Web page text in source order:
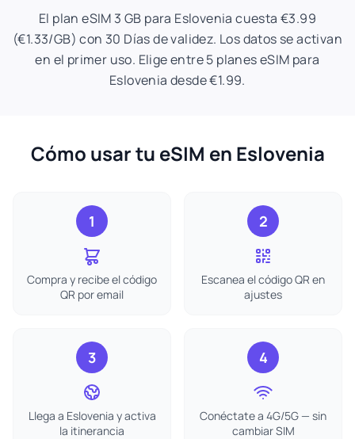
El plan eSIM 3 GB para Eslovenia cuesta €3.99
(€1.33/GB) con 30 Días de validez. Los datos se activan
en el primer uso. Elige entre 5 planes eSIM para
Eslovenia desde €1.99.
Cómo usar tu eSIM en Eslovenia
1
Compra y recibe el código
QR por email
2
Escanea el código QR en
ajustes
3
Llega a Eslovenia y activa
la itinerancia
4
Conéctate a 4G/5G — sin
cambiar SIM